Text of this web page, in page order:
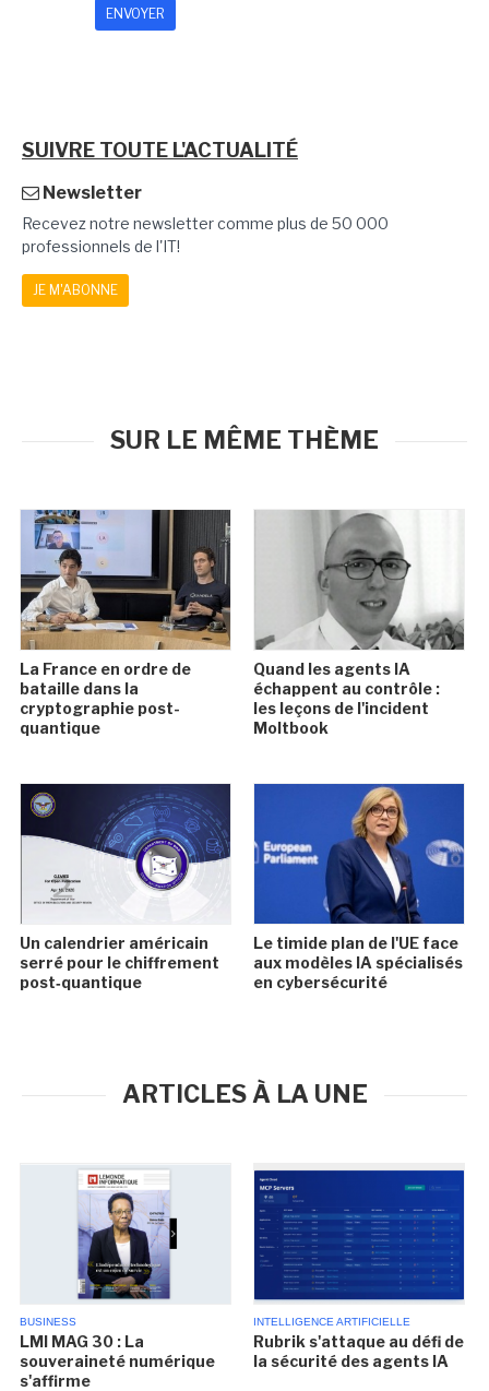
SUIVRE TOUTE L'ACTUALITÉ
Newsletter
Recevez notre newsletter comme plus de 50 000
professionnels de l'IT!
JE M'ABONNE
SUR LE MÊME THÈME
La France en ordre de
bataille dans la
cryptographie post-
quantique
Quand les agents IA
échappent au contrôle :
les leçons de l'incident
Moltbook
Un calendrier américain
serré pour le chiffrement
post‑quantique
Le timide plan de l'UE face
aux modèles IA spécialisés
en cybersécurité
ARTICLES À LA UNE
BUSINESS
LMI MAG 30 : La
souveraineté numérique
s'affirme
INTELLIGENCE ARTIFICIELLE
Rubrik s'attaque au défi de
la sécurité des agents IA